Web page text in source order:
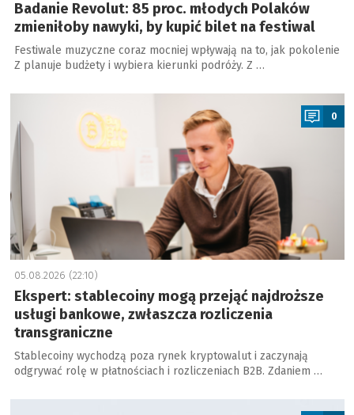
Badanie Revolut: 85 proc. młodych Polaków
zmieniłoby nawyki, by kupić bilet na festiwal
Festiwale muzyczne coraz mocniej wpływają na to, jak pokolenie
Z planuje budżety i wybiera kierunki podróży. Z …
a
0
05.08.2026 (22:10)
Ekspert: stablecoiny mogą przejąć najdroższe
usługi bankowe, zwłaszcza rozliczenia
transgraniczne
Stablecoiny wychodzą poza rynek kryptowalut i zaczynają
odgrywać rolę w płatnościach i rozliczeniach B2B. Zdaniem …
a